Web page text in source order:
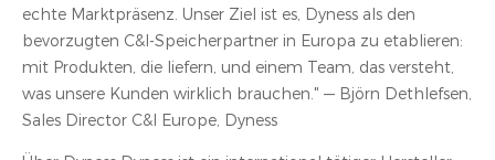
echte Marktpräsenz. Unser Ziel ist es, Dyness als den
bevorzugten C&I-Speicherpartner in Europa zu etablieren:
mit Produkten, die liefern, und einem Team, das versteht,
was unsere Kunden wirklich brauchen." — Björn Dethlefsen,
Sales Director C&I Europe, Dyness